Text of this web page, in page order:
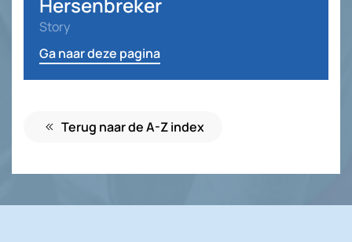
Hersenbreker
Story
Ga naar deze pagina
Terug naar de A-Z index